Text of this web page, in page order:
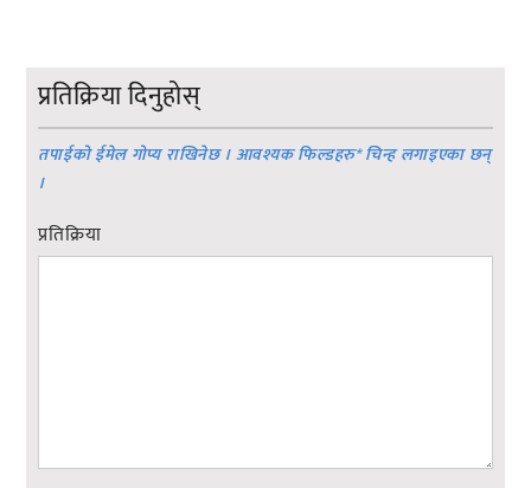
प्रतिक्रिया दिनुहोस्
तपाईको ईमेल गोप्य राखिनेछ । आवश्यक फिल्डहरु*चिन्ह लगाइएका छन्
।
प्रतिक्रिया